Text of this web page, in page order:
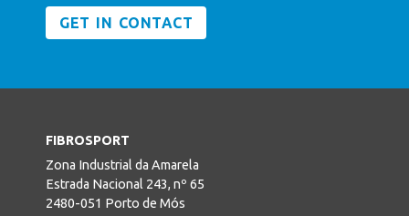
GET IN CONTACT
FIBROSPORT
Zona Industrial da Amarela
Estrada Nacional 243, nº 65
2480-051 Porto de Mós